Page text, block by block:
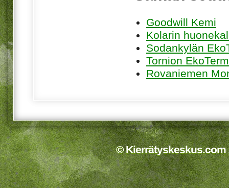
Goodwill Kemi
Kolarin
Sodankylän
Tornion
Rovaniemen
© Kierrätyskeskus.com